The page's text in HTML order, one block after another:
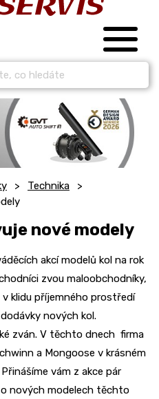
Technika
nové modely
akcí modelů kol na rok
zvou maloobchodníky,
v klidu příjemného prostředí
nových kol.
zván. V těchto dnech firma
a Mongoose v krásném
vám z akce pár
nových modelech těchto